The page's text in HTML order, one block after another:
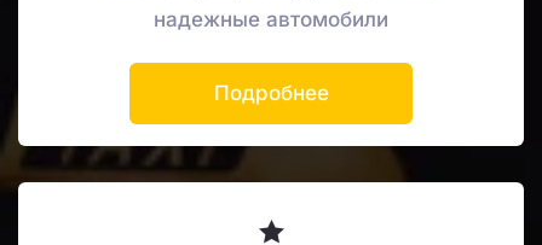
надежные автомобили
Подробнее